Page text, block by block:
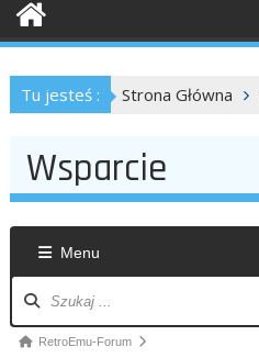
Tu jesteś : Strona Główna
Wsparcie
Menu
forum
ŚcieżkaRetroEmu-Forum